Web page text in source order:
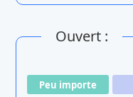
Ouvert :
Peu importe